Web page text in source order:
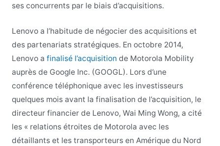
ses concurrents par le biais d’acquisitions.
Lenovo a l’habitude de négocier des acquisitions et
des partenariats stratégiques. En octobre 2014,
Lenovo a finalisé l’acquisition de Motorola Mobility
auprès de Google Inc. (GOOGL). Lors d’une
conférence téléphonique avec les investisseurs
quelques mois avant la finalisation de l’acquisition, le
directeur financier de Lenovo, Wai Ming Wong, a cité
les « relations étroites de Motorola avec les
détaillants et les transporteurs en Amérique du Nord